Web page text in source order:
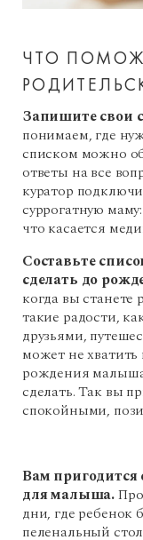
ЧТО
Запишите свои
понимаем, где
списком можно
ответы на все
куратор
суррогатную
что касается
Составьте
сделать до
когда вы
такие радости,
друзьями,
может не
рождения
сделать. Так вы
спокойными,
Вам пригодится
для малыша.
дни, где ребенок
пеленальный